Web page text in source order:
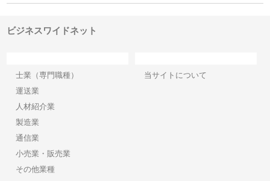
ビジネスワイドネット
士業（専門職種）
運送業
人材紹介業
製造業
通信業
小売業・販売業
その他業種
当サイトについて